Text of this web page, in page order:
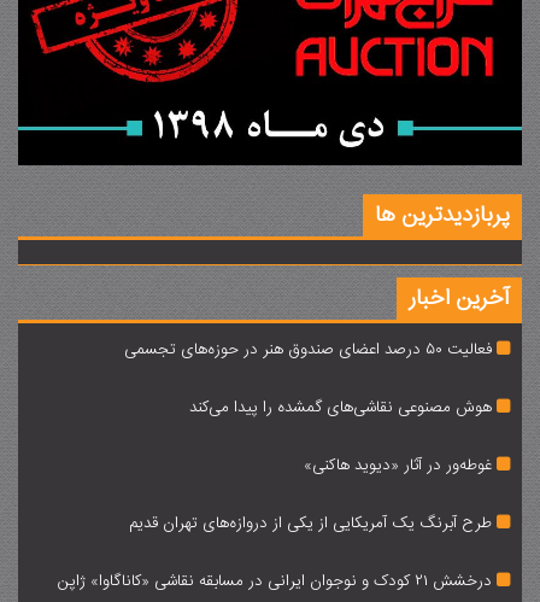
پربازدیدترین ها
آخرین اخبار
فعالیت 50 درصد اعضای صندوق هنر در حوزه‌های تجسمی
هوش مصنوعی نقاشی‌های گمشده را پیدا می‌کند
غوطه‌ور در آثار «دیوید هاکنی»‌
طرح آبرنگ یک آمریکایی از یکی از دروازه‌های تهران قدیم
درخشش 21 کودک و نوجوان ایرانی در مسابقه نقاشی «کاناگاوا» ژاپن